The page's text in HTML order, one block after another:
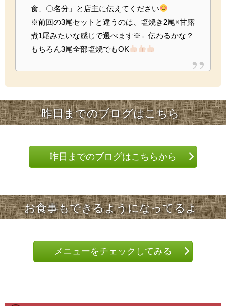
食、〇名分」と店主に伝えてください
※前回の3尾セットと違うのは、塩焼き2尾×甘露
煮1尾みたいな感じで選べます※←伝わるかな？
もちろん3尾全部塩焼でもOK
昨日までのブログはこちら
昨日までのブログはこちらから
お食事もできるようになってるよ
メニューをチェックしてみる